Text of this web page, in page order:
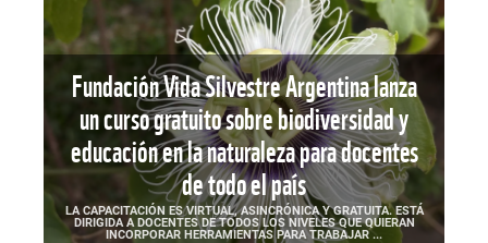
Fundación Vida Silvestre Argentina lanza
un curso gratuito sobre biodiversidad y
educación en la naturaleza para docentes
de todo el país
LA CAPACITACIÓN ES VIRTUAL, ASINCRÓNICA Y GRATUITA. ESTÁ
DIRIGIDA A DOCENTES DE TODOS LOS NIVELES QUE QUIERAN
INCORPORAR HERRAMIENTAS PARA TRABAJAR ...